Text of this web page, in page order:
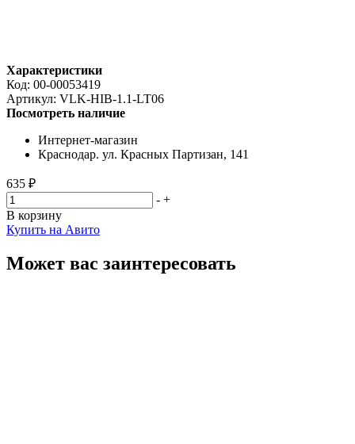
Характеристики
Код: 00-00053419
Артикул: VLK-HIB-1.1-LT06
Посмотреть наличие
Интернет-магазин
Краснодар. ул. Красных Партизан, 141
635 ₽
- +
В корзину
Купить на Авито
Может вас заинтересовать